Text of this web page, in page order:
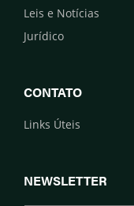
Leis e Notícias
Jurídico
CONTATO
Links Úteis
NEWSLETTER